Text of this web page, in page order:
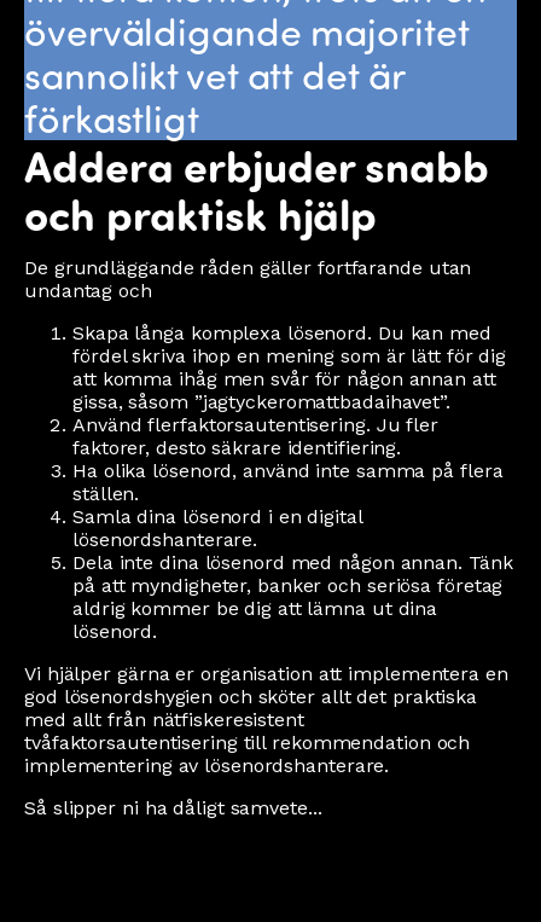
överväldigande majoritet
sannolikt vet att det är
förkastligt
Addera erbjuder snabb
och praktisk hjälp
De grundläggande råden gäller fortfarande utan
undantag och
Skapa långa komplexa lösenord. Du kan med
fördel skriva ihop en mening som är lätt för dig
att komma ihåg men svår för någon annan att
gissa, såsom ”jagtyckeromattbadaihavet”.
Använd flerfaktorsautentisering. Ju fler
faktorer, desto säkrare identifiering.
Ha olika lösenord, använd inte samma på flera
ställen.
Samla dina lösenord i en digital
lösenordshanterare.
Dela inte dina lösenord med någon annan. Tänk
på att myndigheter, banker och seriösa företag
aldrig kommer be dig att lämna ut dina
lösenord.
Vi hjälper gärna er organisation att implementera en
god lösenordshygien och sköter allt det praktiska
med allt från nätfiskeresistent
tvåfaktorsautentisering till rekommendation och
implementering av lösenordshanterare.
Så slipper ni ha dåligt samvete...